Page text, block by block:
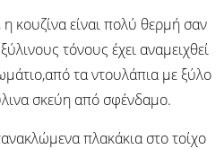
κουζίνα είναι πολύ θερμή σαν
τόνους έχει αναμειχθεί
τα ντουλάπια με ξύλο
σκεύη από σφένδαμο.
πλακάκια στο τοίχο